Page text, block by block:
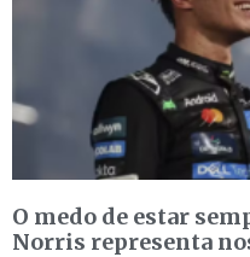
O medo de estar
Norris representa